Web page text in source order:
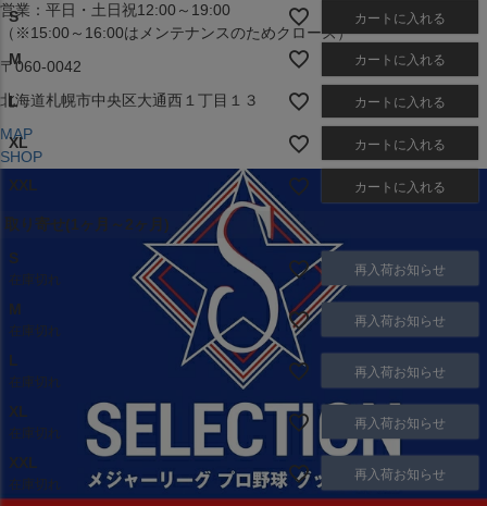
営業：平日・土日祝12:00～19:00
（※15:00～16:00はメンテナンスのためクローズ）
〒060-0042
北海道札幌市中央区大通西１丁目１３
MAP
SHOP
S カートに入れる
M カートに入れる
L カートに入れる
XL カートに入れる
XXL カートに入れる
取り寄せ(1ヶ月～2ヶ月)
S
在庫切れ
再入荷お知らせ
M
在庫切れ
再入荷お知らせ
L
在庫切れ
再入荷お知らせ
XL
在庫切れ
再入荷お知らせ
XXL
在庫切れ
再入荷お知らせ